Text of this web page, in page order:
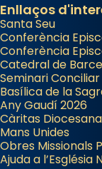
Enllaços
Santa Seu
Conferència
Conferència
Catedral de
Seminari
Basílica de la
Any Gaudí 2026
Càritas
Mans Unides
Obres Missionals
Ajuda a l’Església